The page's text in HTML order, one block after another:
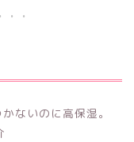
ないのに高保湿。